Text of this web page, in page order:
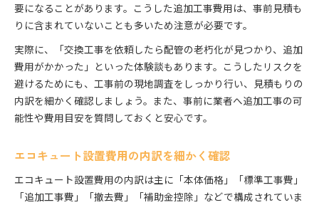
要になることがあります。こうした追加工事費用は、事前見積も
りに含まれていないことも多いため注意が必要です。
実際に、「交換工事を依頼したら配管の老朽化が見つかり、追加
費用がかかった」といった体験談もあります。こうしたリスクを
避けるためにも、工事前の現地調査をしっかり行い、見積もりの
内訳を細かく確認しましょう。また、事前に業者へ追加工事の可
能性や費用目安を質問しておくと安心です。
エコキュート設置費用の内訳を細かく確認
エコキュート設置費用の内訳は主に「本体価格」「標準工事費」
「追加工事費」「撤去費」「補助金控除」などで構成されていま